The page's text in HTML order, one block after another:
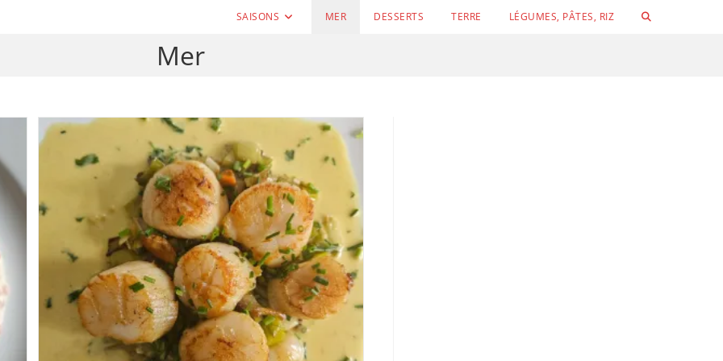
SAISONS MER DESSERTS TERRE LÉGUMES, PÂTES, RIZ TOGGLE
Mer